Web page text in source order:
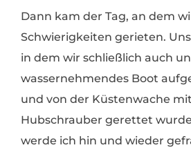
Dann kam der Tag, an dem
Schwierigkeiten gerieten.
in dem wir schließlich auch
wassernehmendes Boot
und von der Küstenwache
Hubschrauber gerettet
werde ich hin und wieder